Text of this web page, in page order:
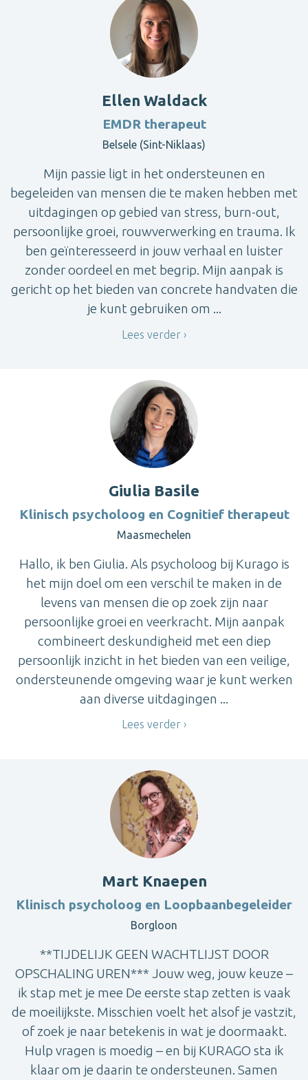
Ellen Waldack
EMDR therapeut
Belsele (Sint-Niklaas)
Mijn passie ligt in het ondersteunen en
begeleiden van mensen die te maken hebben met
uitdagingen op gebied van stress, burn-out,
persoonlijke groei, rouwverwerking en trauma. Ik
ben geïnteresseerd in jouw verhaal en luister
zonder oordeel en met begrip. Mijn aanpak is
gericht op het bieden van concrete handvaten die
je kunt gebruiken om ...
Lees verder
Giulia Basile
Klinisch psycholoog en Cognitief therapeut
Maasmechelen
Hallo, ik ben Giulia. Als psycholoog bij Kurago is
het mijn doel om een verschil te maken in de
levens van mensen die op zoek zijn naar
persoonlijke groei en veerkracht. Mijn aanpak
combineert deskundigheid met een diep
persoonlijk inzicht in het bieden van een veilige,
ondersteunende omgeving waar je kunt werken
aan diverse uitdagingen ...
Lees verder
Mart Knaepen
Klinisch psycholoog en Loopbaanbegeleider
Borgloon
**TIJDELIJK GEEN WACHTLIJST DOOR
OPSCHALING UREN*** Jouw weg, jouw keuze –
ik stap met je mee De eerste stap zetten is vaak
de moeilijkste. Misschien voelt het alsof je vastzit,
of zoek je naar betekenis in wat je doormaakt.
Hulp vragen is moedig – en bij KURAGO sta ik
klaar om je daarin te ondersteunen. Samen